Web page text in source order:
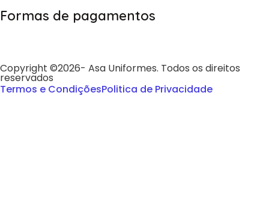
Formas de pagamentos
Copyright ©2026- Asa Uniformes. Todos os direitos
reservados
Termos e CondiçõesPolitica de Privacidade